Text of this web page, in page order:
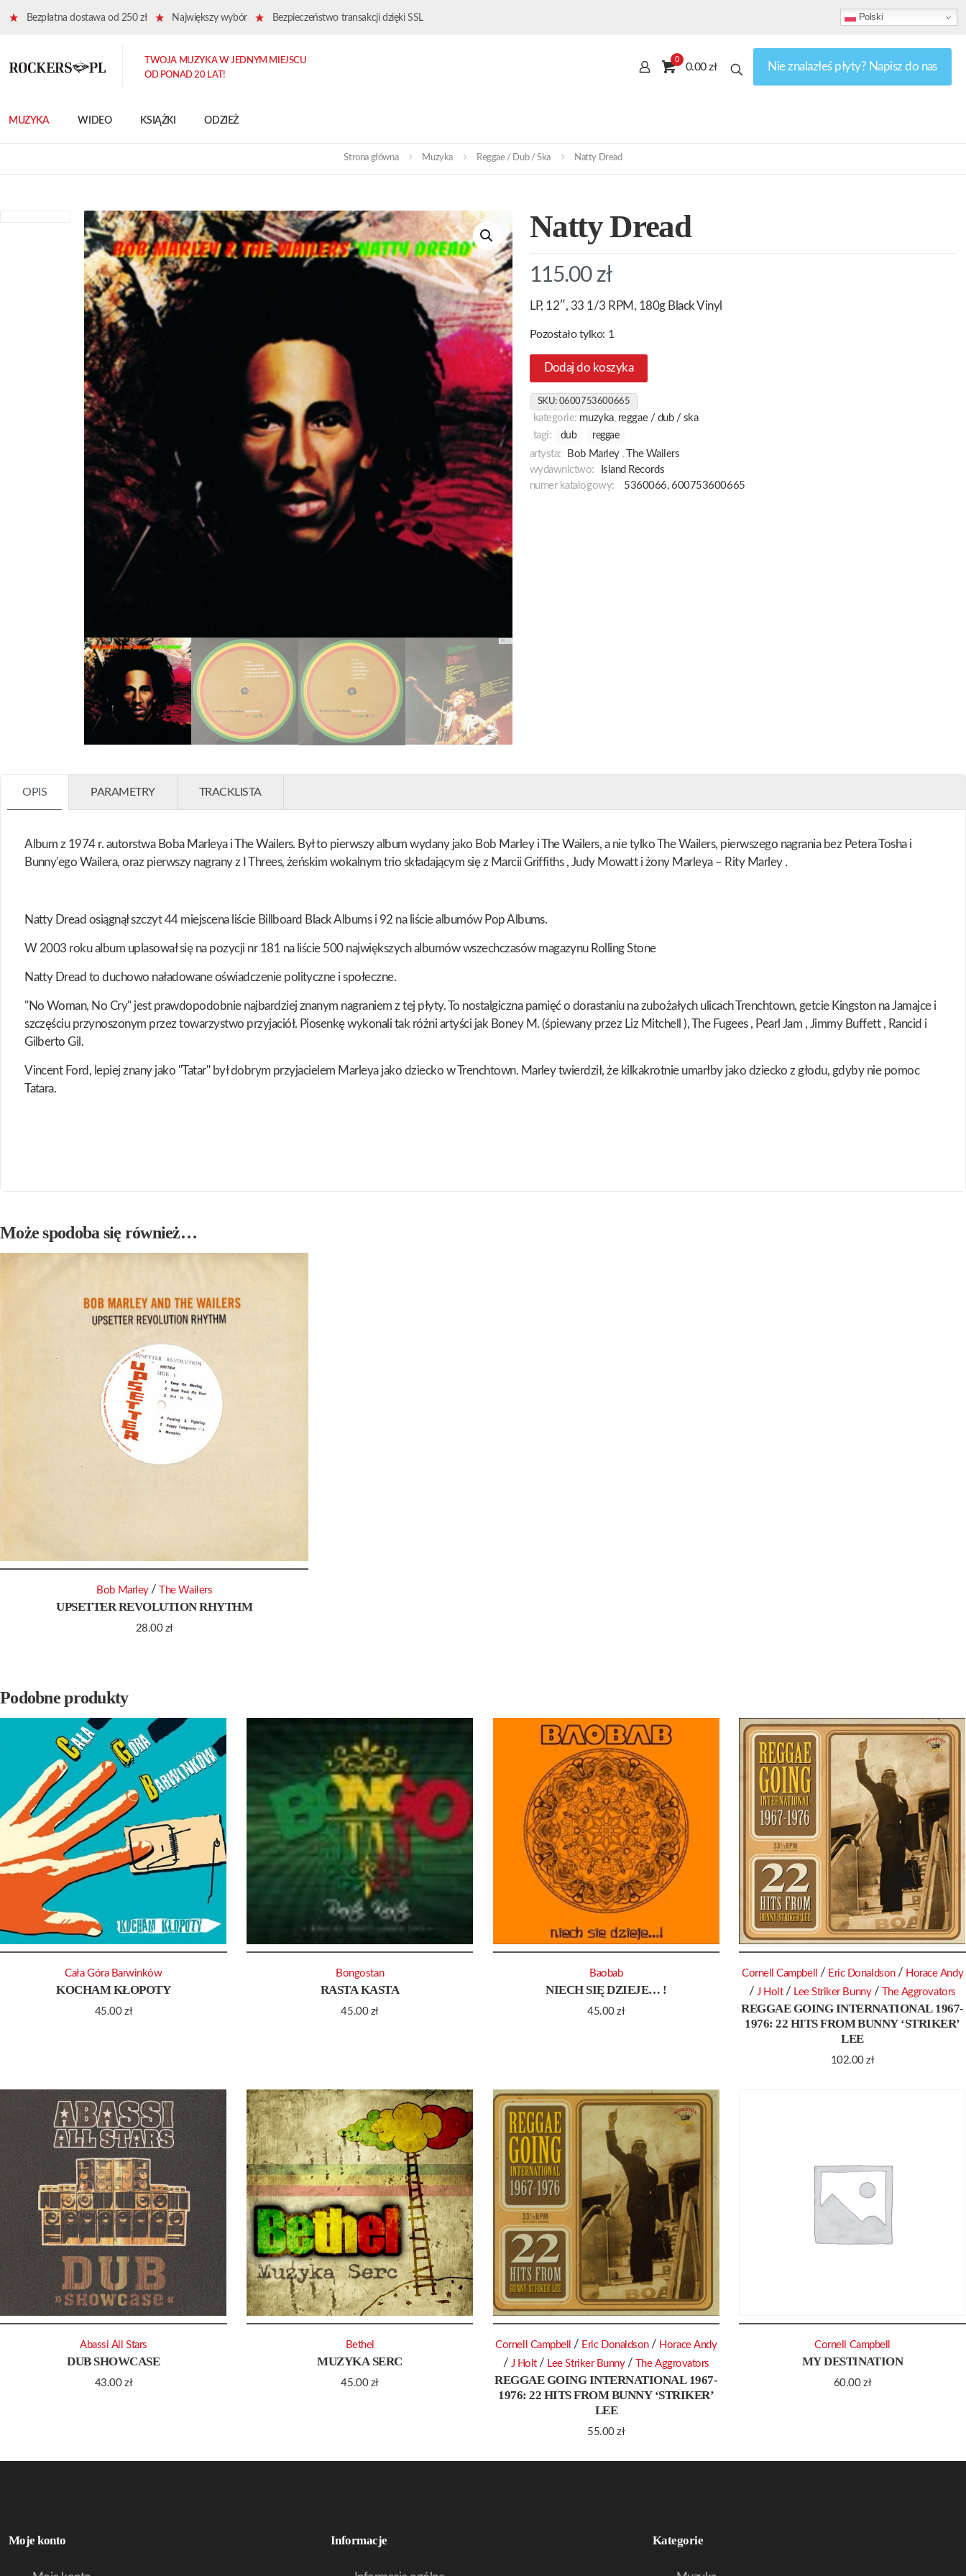
Bezpłatna dostawa od 250 zł Największy wybór Bezpieczeństwo transakcji dzięki SSL Polski
MUZYKA WIDEO KSIĄŻKI ODZIEŻ
TWOJA MUZYKA W JEDNYM MIEJSCU
OD PONAD 20 LAT!
0
0.00 zł Nie znalazłeś płyty? Napisz do nas
Strona główna Muzyka Reggae / Dub / Ska Natty Dread
Natty Dread
115.00 zł
LP, 12″, 33 1/3 RPM, 180g Black Vinyl
Pozostało tylko: 1
Dodaj do koszyka
SKU: 0600753600665
kategorie: muzyka, reggae / dub / ska
tagi:
dub reggae
artysta: Bob Marley,The Wailers
wydawnictwo:
Island Records
numer katalogowy:
5360066, 600753600665
OPIS PARAMETRY TRACKLISTA
Album z 1974 r. autorstwa Boba Marleya i The Wailers. Był to pierwszy album wydany jako Bob Marley i The Wailers, a nie tylko The Wailers, pierwszego nagrania bez Petera Tosha i
Bunny'ego Wailera, oraz pierwszy nagrany z I Threes, żeńskim wokalnym trio składającym się z Marcii Griffiths , Judy Mowatt i żony Marleya – Rity Marley .
Natty Dread osiągnął szczyt 44 miejscena liście Billboard Black Albums i 92 na liście albumów Pop Albums.
W 2003 roku album uplasował się na pozycji nr 181 na liście 500 największych albumów wszechczasów magazynu Rolling Stone
Natty Dread to duchowo naładowane oświadczenie polityczne i społeczne.
"No Woman, No Cry" jest prawdopodobnie najbardziej znanym nagraniem z tej płyty. To nostalgiczna pamięć o dorastaniu na zubożałych ulicach Trenchtown, getcie Kingston na Jamajce i
szczęściu przynoszonym przez towarzystwo przyjaciół. Piosenkę wykonali tak różni artyści jak Boney M. (śpiewany przez Liz Mitchell ), The Fugees , Pearl Jam , Jimmy Buffett , Rancid i
Gilberto Gil.
Vincent Ford, lepiej znany jako "Tatar" był dobrym przyjacielem Marleya jako dziecko w Trenchtown. Marley twierdził, że kilkakrotnie umarłby jako dziecko z głodu, gdyby nie pomoc
Tatara.
Może spodoba się również…
UPSETTER REVOLUTION RHYTHM
28.00 zł
Bob Marley /The Wailers
Podobne produkty
KOCHAM KŁOPOTY
45.00zł
Cała Góra Barwinków
RASTA KASTA
45.00 zł
Bongostan
NIECH SIĘ DZIEJE… !
45.00zł
Baobab
REGGAE GOING INTERNATIONAL 1967-
1976: 22 HITS FROM BUNNY ‘STRIKER’
LEE
102.00zł
Cornell Campbell / Eric Donaldson / Horace Andy
/ J Holt / Lee Striker Bunny / The Aggrovators
DUB SHOWCASE
43.00zł
Abassi All Stars
MUZYKA SERC
45.00 zł
Bethel
REGGAE GOING INTERNATIONAL 1967-
1976: 22 HITS FROM BUNNY ‘STRIKER’
LEE
55.00zł
Cornell Campbell / Eric Donaldson / Horace Andy
/ J Holt / Lee Striker Bunny / The Aggrovators MY DESTINATION
60.00zł
Cornell Campbell
Moje konto Informacje Kategorie